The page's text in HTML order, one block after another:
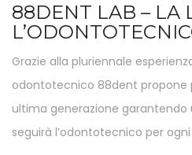
88DENT LAB – LA
Grazie alla pluriennale
odontotecnico 88dent propone
ultima generazione garantendo
seguirà l’odontotecnico per